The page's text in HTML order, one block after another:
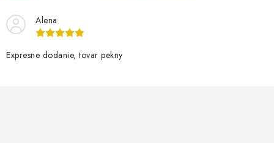
Alena
Expresne dodanie, tovar pekny